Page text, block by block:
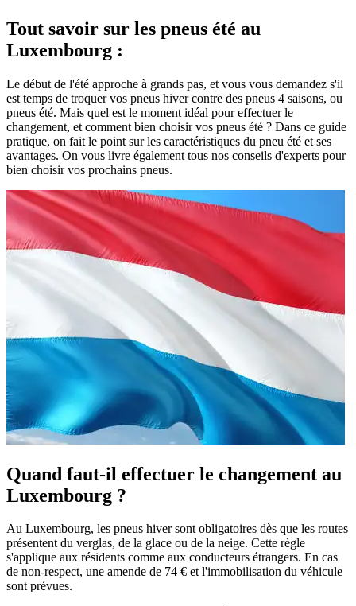
Tout savoir sur les pneus été au
Luxembourg :
Le début de l'été approche à grands pas, et vous vous demandez s'il
est temps de troquer vos pneus hiver contre des pneus 4 saisons, ou
pneus été. Mais quel est le moment idéal pour effectuer le
changement, et comment bien choisir vos pneus été ? Dans ce guide
pratique, on fait le point sur les caractéristiques du pneu été et ses
avantages. On vous livre également tous nos conseils d'experts pour
bien choisir vos prochains pneus.
Quand faut-il effectuer le changement au
Luxembourg ?
Au Luxembourg, les pneus hiver sont obligatoires dès que les routes
présentent du verglas, de la glace ou de la neige. Cette règle
s'applique aux résidents comme aux conducteurs étrangers. En cas
de non-respect, une amende de 74 € et l'immobilisation du véhicule
sont prévues.